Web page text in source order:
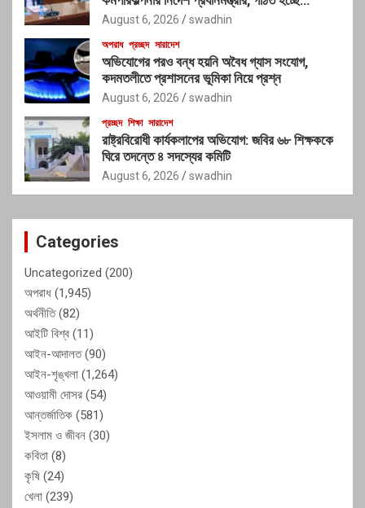
আন্তঃসংস্থা সমন্বয় কমিটি
August 6, 2026 swadhin
অপরাধ প্রচ্ছদ সারাদেশ
অভিযোগের পরও বন্ধ হয়নি অবৈধ গ্যাস সংযোগ,
কদমতলীতে প্রশাসনের ভূমিকা নিয়ে প্রশ্ন
August 6, 2026 swadhin
প্রচ্ছদ শিক্ষা সারাদেশ
রাষ্ট্রবিরোধী কার্যকলাপের অভিযোগ: জবির ৬৮ শিক্ষককে
ঘিরে তদন্তে ৪ সদস্যের কমিটি
August 6, 2026 swadhin
Categories
Uncategorized (200)
অপরাধ (1,945)
অর্থনীতি(82)
আইটি বিশ্ব (11)
আইন-আদালত(90)
আইন-শৃঙ্খলা (1,264)
আওয়ামী দোসর (54)
আন্তর্জাতিক (581)
ইসলাম ও জীবন (30)
কবিতা (8)
কৃষি (24)
খেলা (239)